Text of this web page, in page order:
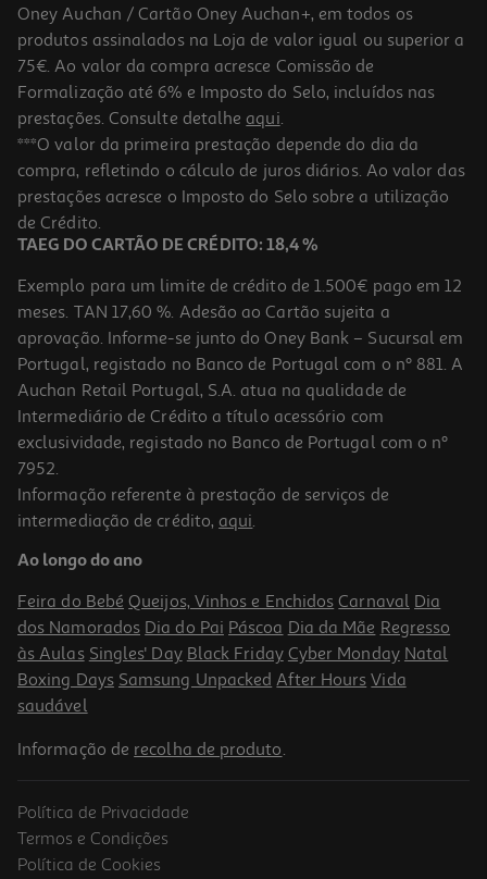
Cartas Originais Brainrot (serie 1) Modelos Sortidos
2 €/un
2,00 €
Multipack Uefa Women's Euro
5.9 €/un
5,90 €
Oney Auchan / Cartão Oney Auchan+, em todos os
produtos assinalados na Loja de valor igual ou superior a
75€. Ao valor da compra acresce Comissão de
Formalização até 6% e Imposto do Selo, incluídos nas
prestações. Consulte detalhe aqui.
***O valor da primeira prestação depende do dia da
compra, refletindo o cálculo de juros diários. Ao valor das
prestações acresce o Imposto do Selo sobre a utilização
de Crédito.
TAEG DO CARTÃO DE CRÉDITO: 18,4 %
Exemplo para um limite de crédito de 1.500€ pago em 12
meses. TAN 17,60 %. Adesão ao Cartão sujeita a
aprovação. Informe-se junto do Oney Bank – Sucursal em
Portugal, registado no Banco de Portugal com o nº 881. A
Auchan Retail Portugal, S.A. atua na qualidade de
Intermediário de Crédito a título acessório com
exclusividade, registado no Banco de Portugal com o nº
7952.
Informação referente à prestação de serviços de
intermediação de crédito, aqui.
Ao longo do ano
Feira do Bebé Queijos, Vinhos e Enchidos Carnaval Dia
dos Namorados Dia do Pai Páscoa Dia da Mãe Regresso
às Aulas Singles' Day Black Friday Cyber Monday Natal
Boxing Days Samsung Unpacked After Hours Vida
saudável
Informação de recolha de produto.
Política de Privacidade
Termos e Condições
Política de Cookies